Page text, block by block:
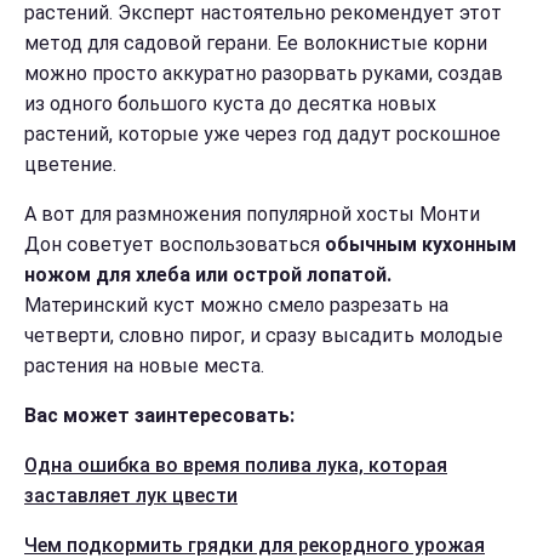
растений. Эксперт настоятельно рекомендует этот
метод для садовой герани. Ее волокнистые корни
можно просто аккуратно разорвать руками, создав
из одного большого куста до десятка новых
растений, которые уже через год дадут роскошное
цветение.
А вот для размножения популярной хосты Монти
Дон советует воспользоваться обычным кухонным
ножом для хлеба или острой лопатой.
Материнский куст можно смело разрезать на
четверти, словно пирог, и сразу высадить молодые
растения на новые места.
Вас может заинтересовать:
Одна ошибка во время полива лука, которая
заставляет лук цвести
Чем подкормить грядки для рекордного урожая